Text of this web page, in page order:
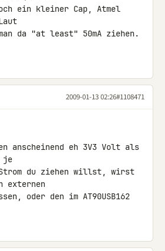
ein kleiner Cap, Atmel
da "at least" 50mA ziehen.
2009-01-13 02:26#1108471
anscheinend eh 3V3 Volt als
je
Strom du ziehen willst, wirst
externen
oder den im AT90USB162